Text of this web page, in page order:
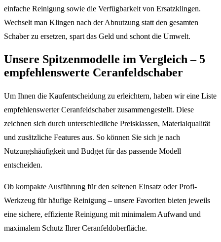
einfache Reinigung sowie die Verfügbarkeit von Ersatzklingen.
Wechselt man Klingen nach der Abnutzung statt den gesamten
Schaber zu ersetzen, spart das Geld und schont die Umwelt.
Unsere Spitzenmodelle im Vergleich – 5
empfehlenswerte Ceranfeldschaber
Um Ihnen die Kaufentscheidung zu erleichtern, haben wir eine Liste
empfehlenswerter Ceranfeldschaber zusammengestellt. Diese
zeichnen sich durch unterschiedliche Preisklassen, Materialqualität
und zusätzliche Features aus. So können Sie sich je nach
Nutzungshäufigkeit und Budget für das passende Modell
entscheiden.
Ob kompakte Ausführung für den seltenen Einsatz oder Profi-
Werkzeug für häufige Reinigung – unsere Favoriten bieten jeweils
eine sichere, effiziente Reinigung mit minimalem Aufwand und
maximalem Schutz Ihrer Ceranfeldoberfläche.